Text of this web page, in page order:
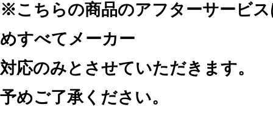
※こちらの商品のアフターサービ
めすべてメーカー
対応のみとさせていただきます。
予めご了承ください。